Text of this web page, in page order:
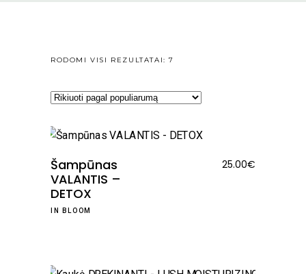
RODOMI VISI REZULTATAI: 7
POPULIARUMĄ
Šampūnas
VALANTIS –
DETOX
25.00€
IN BLOOM